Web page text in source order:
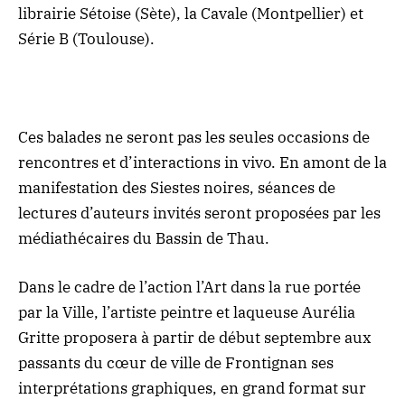
librairie Sétoise (Sète), la Cavale (Montpellier) et
Série B (Toulouse).
Ces balades ne seront pas les seules occasions de
rencontres et d’interactions in vivo. En amont de la
manifestation des Siestes noires, séances de
lectures d’auteurs invités seront proposées par les
médiathécaires du Bassin de Thau.
Dans le cadre de l’action l’Art dans la rue portée
par la Ville, l’artiste peintre et laqueuse Aurélia
Gritte proposera à partir de début septembre aux
passants du cœur de ville de Frontignan ses
interprétations graphiques, en grand format sur